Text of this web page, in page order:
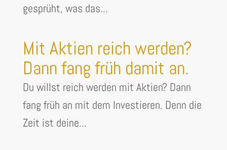
gesprüht, was das...
Mit Aktien reich werden?
Dann fang früh damit an.
Du willst reich werden mit Aktien? Dann
fang früh an mit dem Investieren. Denn die
Zeit ist deine...